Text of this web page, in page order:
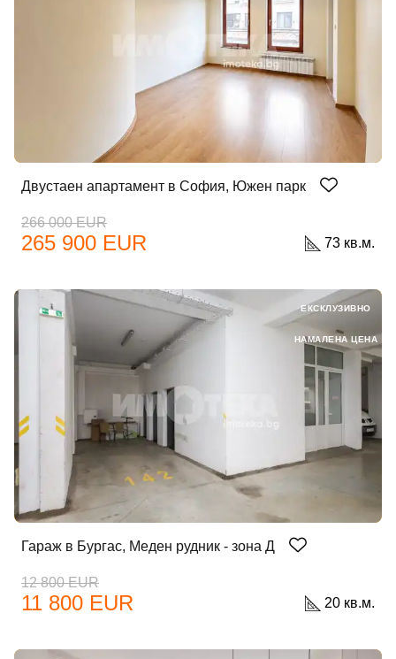
Двустаен апартамент в София, Южен парк
266 000 EUR
265 900 EUR 73 кв.м.
Гараж в Бургас, Меден рудник - зона Д
12 800 EUR
11 800 EUR 20 кв.м.
ЕКСКЛУЗИВНО
НАМАЛЕНА ЦЕНА